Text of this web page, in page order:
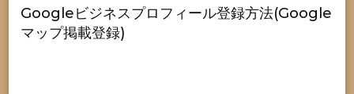
Googleビジネスプロフィール登録方法(Google
マップ掲載登録)